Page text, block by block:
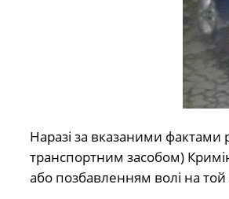
Наразі за вказаними
транспортним засобом)
або позбавленням волі на